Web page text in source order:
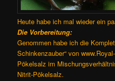
Heute habe ich mal wieder ein
Die Vorbereitung:
Genommen habe ich die
Schinkenzauber“ von
Pökelsalz im
Nitrit-Pökelsalz.